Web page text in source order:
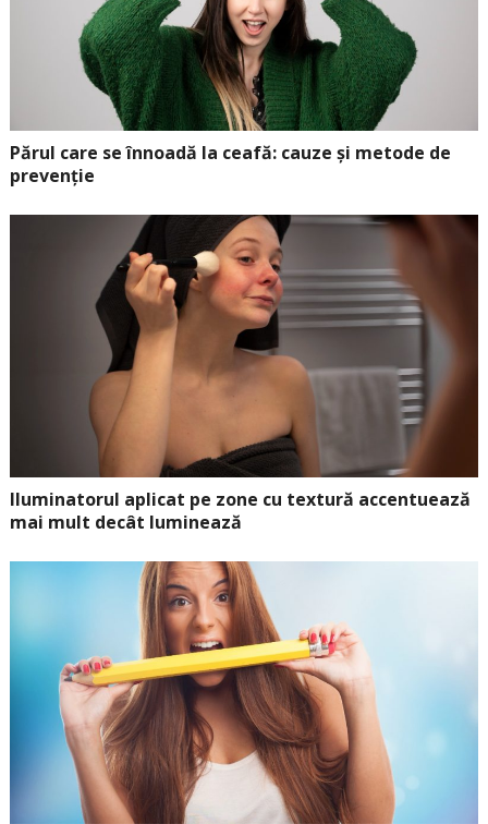
Părul care se înnoadă la ceafă: cauze și metode de
prevenție
Iluminatorul aplicat pe zone cu textură accentuează
mai mult decât luminează